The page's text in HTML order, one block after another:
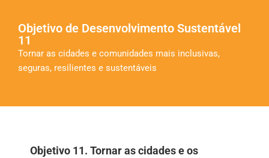
Objetivo de Desenvolvimento Sustentável
11
Tornar as cidades e comunidades mais inclusivas,
seguras, resilientes e sustentáveis
Objetivo 11. Tornar as cidades e os